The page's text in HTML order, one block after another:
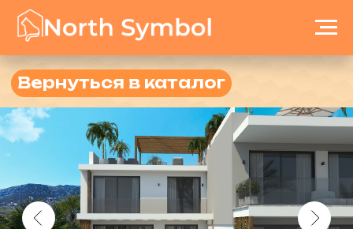
Вернуться в каталог